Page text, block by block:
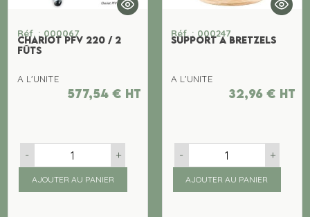
Réf. : 000067
CHARIOT PFV 220 / 2
FÛTS
A L'UNITE
577,54 € ht
- +
AJOUTER AU PANIER
Réf. : 000247
SUPPORT A BRETZELS
A L'UNITE
32,96 € ht
- +
AJOUTER AU PANIER